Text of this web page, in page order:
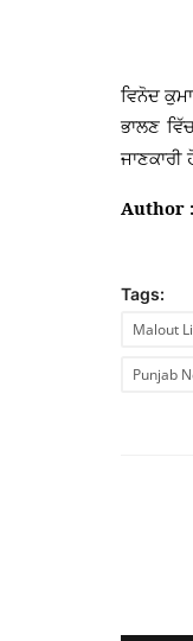
ਵਿਨੋਦ
ਭਾਲਣ
ਜਾਣਕਾਰੀ
Author
Tags:
Malout
Punjab